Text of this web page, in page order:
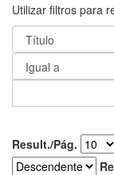
Utilizar filtros para
Result./Pág.